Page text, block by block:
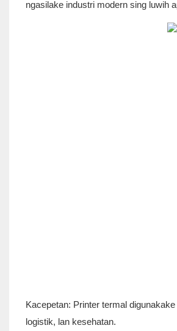
ngasilake industri modern sing luwih
Kacepetan: Printer termal
logistik, lan kesehatan.